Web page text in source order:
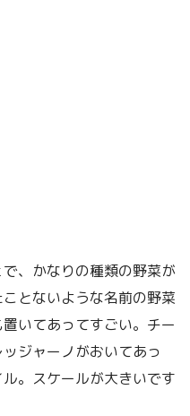
、かなりの種類の野菜が
とないような名前の野菜
いてあってすごい。チー
ジャーノがおいてあっ
。スケールが大きいです